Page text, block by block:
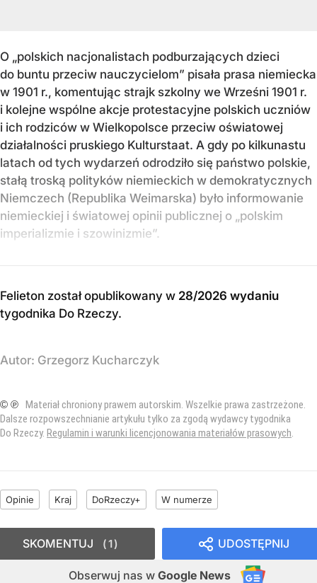
O „polskich nacjonalistach podburzających dzieci
do buntu przeciw nauczycielom” pisała prasa niemiecka
w 1901 r., komentując strajk szkolny we Wrześni 1901 r.
i kolejne wspólne akcje protestacyjne polskich uczniów
i ich rodziców w Wielkopolsce przeciw oświatowej
działalności pruskiego Kulturstaat. A gdy po kilkunastu
latach od tych wydarzeń odrodziło się państwo polskie,
stałą troską polityków niemieckich w demokratycznych
Niemczech (Republika Weimarska) było informowanie
niemieckiej i światowej opinii publicznej o „polskim
imperializmie i szowinizmie”.
Felieton został opublikowany w 28/2026 wydaniu
tygodnika Do Rzeczy.
Autor: Grzegorz Kucharczyk
© ℗ Materiał chroniony prawem autorskim. Wszelkie prawa zastrzeżone.
Dalsze rozpowszechnianie artykułu tylko za zgodą wydawcy tygodnika
Do Rzeczy. Regulamin i warunki licencjonowania materiałów prasowych.
Opinie Kraj DoRzeczy+ W numerze
UDOSTĘPNIJ
Obserwuj nas w Google News
SKOMENTUJ 1